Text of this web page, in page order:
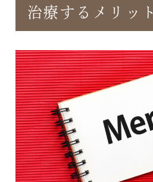
治療するメリット